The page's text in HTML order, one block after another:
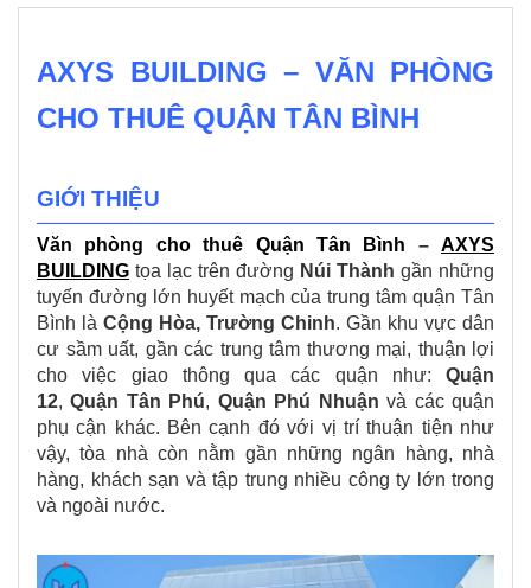
AXYS BUILDING – VĂN PHÒNG
CHO THUÊ QUẬN TÂN BÌNH
GIỚI THIỆU
Văn phòng cho thuê Quận Tân Bình – AXYS
BUILDING tọa lạc trên đường Núi Thành gần những
tuyến đường lớn huyết mạch của trung tâm quận Tân
Bình là Cộng Hòa, Trường Chinh. Gần khu vực dân
cư sầm uất, gần các trung tâm thương mại, thuận lợi
cho việc giao thông qua các quận như: Quận
12,Quận Tân Phú, Quận Phú Nhuận và các quận
phụ cận khác. Bên cạnh đó với vị trí thuận tiện như
vậy, tòa nhà còn nằm gần những ngân hàng, nhà
hàng, khách sạn và tập trung nhiều công ty lớn trong
và ngoài nước.